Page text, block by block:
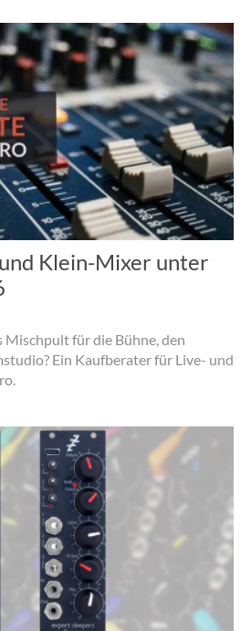
Klein-Mixer unter
Mischpult für die Bühne, den
Ein Kaufberater für Live- und